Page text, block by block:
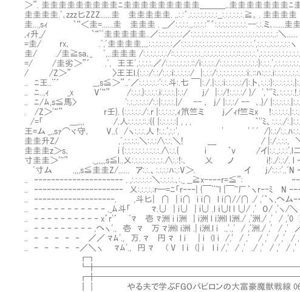
＞”. 圭圭圭圭圭圭圭圭圭ﾆ圭圭圭圭圭圭圭圭圭＿＿＿..圭圭圭圭圭圭圭ﾆ
圭圭圭圭.ﾞ､zzz匕ZZZ......圭Ⅷ圭圭圭圭圭. ,.:.:´.:.:.:.:.:.:.:.:__:.:.:.:.:.:.≧。. 圭圭
圭...,sｨ ｀“＜圭=......圭Ⅷ圭圭圭 . __／:.:.:.:.,.:.:.:.:"´:.:.:.:.:.:.:.:.:.--:.:.ミ､......
,ｨ升_/ ｀“ﾟﾞ圭圭圭圭圭..／:.:.:.:.:.:.:／:.:.:.:.:.:.:.:.:.:.:.:.:.:.:.:.:.:.:.:.:.:.:..:＼
=圭/ rx､ .ﾟ,ﾞ圭圭圭圭,.,.:.:.:.:.:.:.:／:.:.:.:.:.:.:.:.:.:.:.:.:.:.:.:.:.:.:.:.',:.:.:..:.:.:.:.:.:
圭/ ./圭≧sa､_ ﾟ,..圭圭圭 /:.:.:.:.:.:.:/
=/ /圭劣＞”´ .ﾟ, 王王ﾞ,:.:.:.:.／/:.:.:.:.:.:.:.::/i:.:.:.:./
/ /Z＞” 〉王王l.{:.:.:/:.:/:.:.:i:.:.:.:.:/ |:.:.:/:.:.:.:.:.:.:.:.:i:.::ﾊ
.. ﾆ王..¨´ __,s≦＞”..ﾞ／:.:.:.:.:.:':.:.斗:.七 ￣|:./.|:.:.:i:.:.:.:.:/|:.ト､
.. ﾆ..,ｨ _x V'“” /:.:.:.}:.:.:.:.i:.:.:.:.|:.:/ j/ |:.:/!:.:.:.:/ }/ ',`''ﾐ､:.:.:.:.!.:.:ﾞ
.. ﾆ/ﾑ,s≦馬> ':.:..:.:.:.:/:.:|:.:.:.:.|/ -- ､ j/ |:.:.:/ -- ､.}/ |:.:.:.:.:.|:.:.:!....
. /Z＞'“” r壬}. {:.:.:.:.:./:.r |:.:.:.:.:,ｨ笊竺ミ ｊ／ｨf竺ミx
/=「 ___,,,, Ⅷ/.人:.:.:.:.::.:{{ |:.:.:.:.:| , , , ｀''ﾐ、:.:.:./:.|:.:.:.!.
王=ム _,,sｧ⌒ヾ守､ V..( /ヽ:.:.:.人 !:.:.',:.:', ' ' ' ' /}:.:/:.:.ﾊ:.:.:{.
圭圭升Z/ ,ﾞ,:.:.:.:.＼:.:.:∧:.:.＼! ＿ / |:/.:.:.:, ＼! 二二
圭圭圭z＞s､ i {:.:.:.:.:.:.:.:.:.:.∧:.:.{ i ｀v /イ|:.:.,:.:.:'.l二二二
寸圭圭＞'~” ._,,,,,s≦l..乂:.:.:.:.:.:.:.:.:.∧:.:!:､ 乂 ノ i!:./:.:/. l
ﾞ寸ム .,,,s≦圭圭Z/...... ア:.:.、:.:.:.:ﾊ:.:V＞. イ j/:.:.:'..ﾞN
.. ‐‐‐‐‐‐‐‐‐‐‐‐‐‐‐‐‐‐‐‐‐ . ,:.:.:.:.:.:＼:.:.:.:.､:._ __≧x-‐‐‐r=≦”:
.. ‐‐‐‐‐‐‐‐‐‐‐‐‐‐‐‐‐‐‐‐‐ 乂:.:.:.:.:r─=ﾆ「r‐‐‐| {￣¨~l |￣~厂｀ヽr‐-ﾐ N
.. ‐‐‐‐‐‐‐‐‐‐‐‐‐‐‐‐‐‐‐. ,斗匕| ∩ | i∩ i i∩ l i∩//∩ ./ ,'｀ヽ,へム
.. ‐ ‐ ‐ ‐ ‐ ‐ ‐ ‐ ‐ ‐ ‐ ._ﾑ斗「 ﾏ.∪ | i∪ | i∪ .l ｉ∪l l ∪/ ,' ０/ ,'ヽ/＼ ‐
.. ‐ ‐ ‐ ‐ ‐ ‐ ‐ ‐ ‐ ‐ x´r'´ ﾞﾏ 壱 ﾏ洲 i i洲 | i洲 l i洲l l洲./ ,'洲./ ,' / ,'0 >^
.. ‐ ‐ ‐ ‐ ‐ ‐ ‐ ‐ ‐ ,へヽ'., 壱 ﾏ 万 ﾏ洲l i洲 .| i洲.l i .,'.,' / ,'洲./ ,' / ,' ／
.. ‐ ‐ ‐ ‐ ‐ ／／ ﾏﾑ'., 万. ﾏ 円 ﾏ l i | i (l i /,' / ,' / ,' / ,' / ,'
.. ‐ ‐ ‐ ‐ ‐／＼ヽ ﾏﾑ'., 円 ﾏ ( V l ｉ (| i l i /,' / ,' ./ ,' / ,'
┏┓
┃｜ やる夫で学ぶFGOバビロンの大富豪魔獣戦線